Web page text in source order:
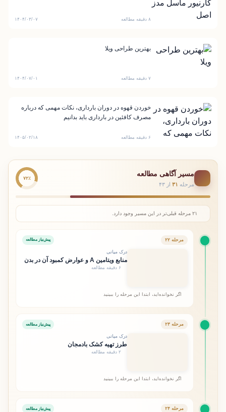
۸ دقیقه مطالعه ۱۴۰۴/۰۳/۰۷
بهترین طراحی ویلا
۷ دقیقه مطالعه ۱۴۰۴/۰۷/۰۱
خوردن قهوه در دوران بارداری، نکات مهمی که درباره
مصرف کافئین در بارداری باید بدانیم
۶ دقیقه مطالعه ۱۴۰۵/۰۲/۱۸
مسیر آگاهی مطالعه
مرحله ۳۱ از ۴۳
۷۲٪
۲۱ مرحله قبلی‌تر در این مسیر وجود دارد.
مرحله ۲۲ پیش‌نیاز مطالعه
درک میانی
منابع ویتامین A و عوارض کمبود آن در بدن
۶ دقیقه مطالعه
اگر نخوانده‌اید، ابتدا این مرحله را ببینید
مرحله ۲۳ پیش‌نیاز مطالعه
درک میانی
طرز تهیه کشک بادمجان
۲ دقیقه مطالعه
اگر نخوانده‌اید، ابتدا این مرحله را ببینید
مرحله ۲۴ پیش‌نیاز مطالعه